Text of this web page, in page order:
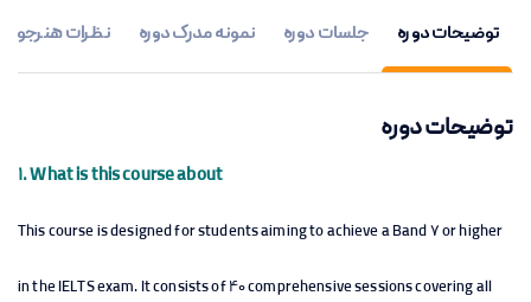
توضیحات دوره جلسات دوره نمونه مدرک دوره نظرات
توضیحات دوره
1. What is this course about
This course is designed for students aiming to achieve a Band 7 or higher
in the IELTS exam. It consists of 40 comprehensive sessions covering all